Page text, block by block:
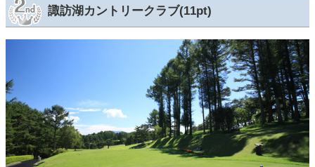
諏訪湖カントリークラブ(11pt)